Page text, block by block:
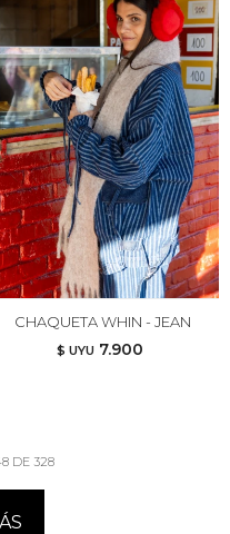
CHAQUETA WHIN - JEAN
$ UYU 7.900
DE 328